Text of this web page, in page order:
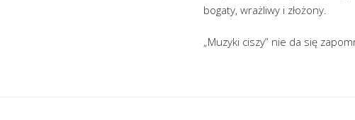
bogaty, wrażliwy i złożony.
„Muzyki ciszy” nie da się